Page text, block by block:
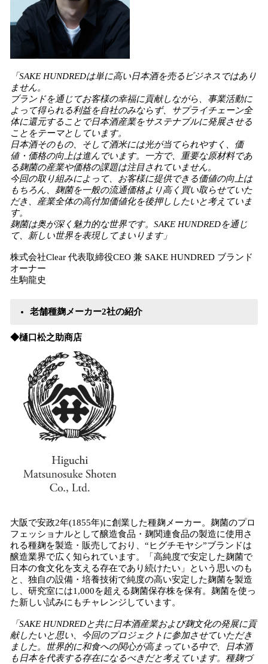
「SAKE HUNDREDは単に高い日本酒を売るビジネスではあり
ません。
ブランドを通じてお客様の幸福に貢献しながら、事業活動に
よって得られる利益を自社のみならず、サプライチェーン全
体に還元することで日本酒産業をサステナブルに発展させる
ことをテーマとしています。
日本酒そのもの、そして酒米には光が当てられやすく、価
値・価格の向上は進んでいます。一方で、重要な原材料であ
る麹菌の産業や価格の課題は注目されていません。
今回の取り組みによって、お客様に提供できる価値の向上は
もちろん、麹菌を一般の流通価格より高く買い取らせていた
だき、産業全体の高付加価値化を後押ししたいと考えていま
す。
麹菌は奥が深く魅力的な世界です。SAKE HUNDREDを通じ
て、新しい世界を表現してまいります」
株式会社Clear 代表取締役CEO 兼 SAKE HUNDRED ブランド
オーナー
生駒龍史
老舗種麹メーカー2社の紹介
◆樋口松之助商店
大阪で安政2年(1855年)に創業した種麹メーカー。麹菌のプロ
フェッショナルとして醸造食品・麹関連食品の製造に使用さ
れる種麹を製造・販売しており、“ヒグチモヤシ”ブランドは
醸造業界で広く知られています。「高純度で安定した麹菌で
日本の食文化を支える存在であり続けたい」という思いのも
と、独自の設備・培養技術で純度の高い安定した麹菌を製造
し、研究室には1,000を超える麹菌保存株を保有。麹菌を使っ
た新しい試みにもチャレンジしています。
「SAKE HUNDREDと共に日本酒産業および麹文化の発展に貢
献したいと思い、今回のプロジェクトに参加させていただき
ました。世界的に和食への関心が高まっている中で、日本酒
も日本を代表する存在になるべきだと考えています。種麹づ